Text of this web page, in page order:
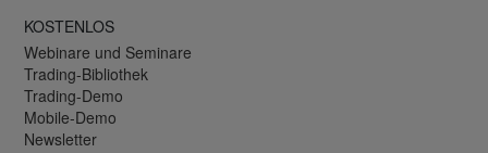
KOSTENLOS
Webinare und Seminare
Trading-Bibliothek
Trading-Demo
Mobile-Demo
Newsletter